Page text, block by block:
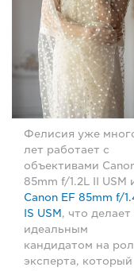
Фелисия уже
лет работает с
объективами
85mm f/1.2L II USM
Canon EF 85mm f/
IS USM, что делает
идеальным
кандидатом на
эксперта, который